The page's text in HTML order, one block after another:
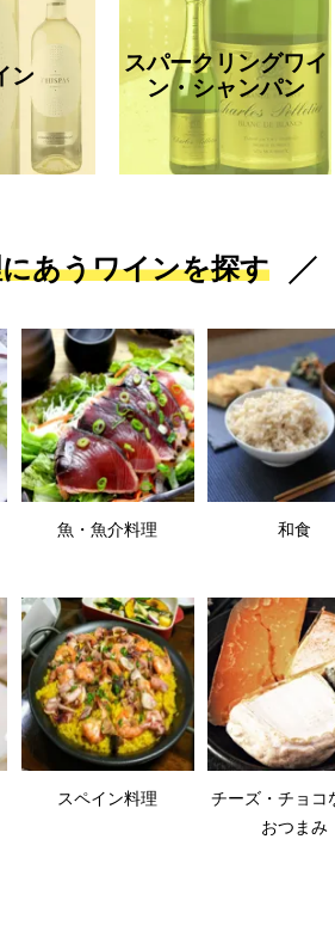
ン
スパークリングワイ
ン・シャンパン
あうワインを探す
魚・魚介料理 和食
スペイン料理
チーズ・チョコ
おつまみ